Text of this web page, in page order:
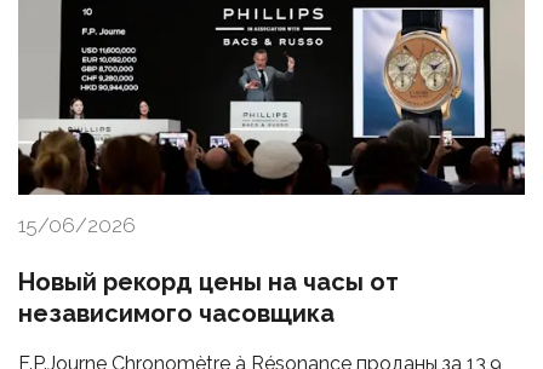
15/06/2026
Новый рекорд цены на часы от
независимого часовщика
F.P.Journe Chronomètre à Résonance проданы за 13,9